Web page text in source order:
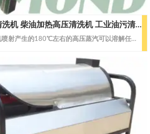
户外蒸汽高压蒸汽清洗机 柴油加热高压清洗机 工业油污清洗 CW-DWS07
自带动力高温蒸汽清洗机喷射产生的180℃左右的高压蒸汽可以溶解任何顽固油垢, 对油污等难处理的问题轻易解决,此款高压清洗机专业用于野外长时间清洗作业，自带动力具有极大的机动灵活性，无需电力供应。专为港口设施（集装箱），海上收油设施,工程机械及车辆，铁路机车，采矿，船舶，电力，化工，建筑公路机械,市政环卫等清洗作业而设计。型号CW-DWS07CW-DWS10蒸汽蒸汽流量L/H108120蒸汽压力Ba